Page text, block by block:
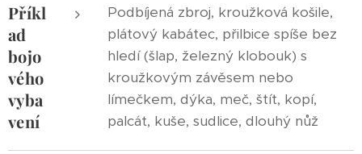
Příkl
ad
bojo
vého
vyba
vení
Podbíjená zbroj, kroužková košile,
plátový kabátec, přilbice spíše bez
hledí (šlap, železný klobouk) s
kroužkovým závěsem nebo
límečkem, dýka, meč, štít, kopí,
palcát, kuše, sudlice, dlouhý nůž